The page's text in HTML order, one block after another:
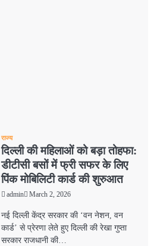
राज्य
दिल्ली की महिलाओं को बड़ा तोहफा:
डीटीसी बसों में फ्री सफर के लिए
पिंक मोबिलिटी कार्ड की शुरुआत
admin March 2, 2026
नई दिल्ली केंद्र सरकार की ‘वन नेशन, वन
कार्ड’ से प्रेरणा लेते हुए दिल्ली की रेखा गुप्ता
सरकार राजधानी की…